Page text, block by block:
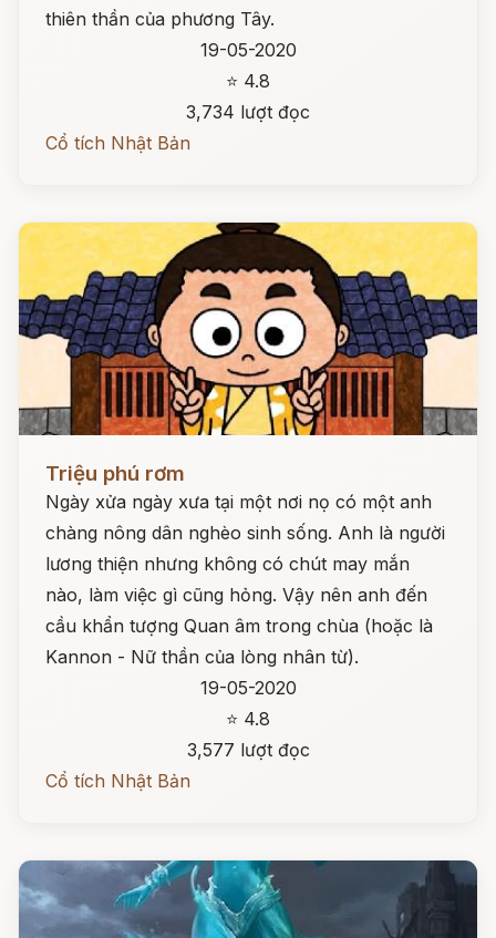
thiên thần của phương Tây.
19-05-2020
⭐ 4.8
3,734 lượt đọc
Cổ tích Nhật Bản
Triệu phú rơm
Ngày xửa ngày xưa tại một nơi nọ có một anh
chàng nông dân nghèo sinh sống. Anh là người
lương thiện nhưng không có chút may mắn
nào, làm việc gì cũng hỏng. Vậy nên anh đến
cầu khẩn tượng Quan âm trong chùa (hoặc là
Kannon - Nữ thần của lòng nhân từ).
19-05-2020
⭐ 4.8
3,577 lượt đọc
Cổ tích Nhật Bản